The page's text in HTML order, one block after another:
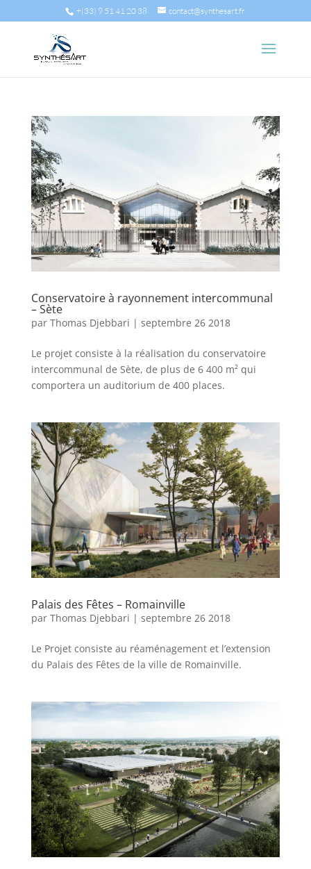
+(33) 9 51 41 20 38 contact@synthesart.fr
Conservatoire à rayonnement intercommunal
– Sète
par Thomas Djebbari | septembre 26 2018
Le projet consiste à la réalisation du conservatoire
intercommunal de Sète, de plus de 6 400 m² qui
comportera un auditorium de 400 places.
Palais des Fêtes – Romainville
par Thomas Djebbari | septembre 26 2018
Le Projet consiste au réaménagement et l’extension
du Palais des Fêtes de la ville de Romainville.